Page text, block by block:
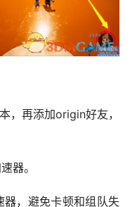
，再添加origin好友，
器。
，避免卡顿和组队失